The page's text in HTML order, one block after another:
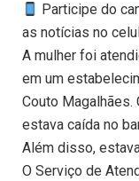
Participe do
as notícias no
A mulher foi
em um
Couto
estava caída no
Além disso,
O Serviço de